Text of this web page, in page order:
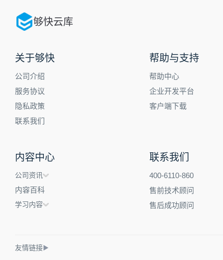
够快云库
关于够快
公司介绍
服务协议
隐私政策
联系我们
帮助与支持
帮助中心
企业开发平台
客户端下载
内容中心
公司资讯
内容百科
学习内容
联系我们
400-6110-860
售前技术顾问
售后成功顾问
友情链接▶